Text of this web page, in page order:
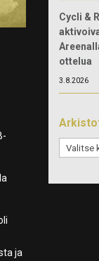
ja
Cycli &
ottelua
3.8.2026
Arkistot